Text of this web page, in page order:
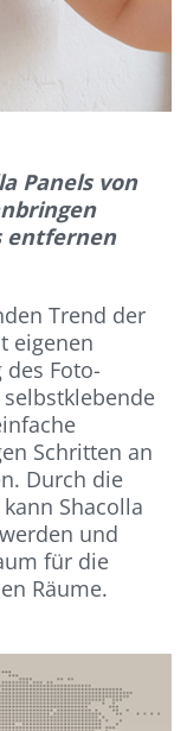
Panels von
entfernen
Trend der
eigenen
Foto-
Schritten an
Durch die
Shacolla
und
für die
Räume.